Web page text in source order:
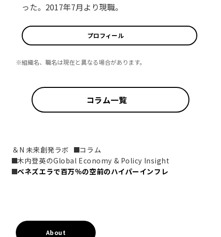
った。2017年7月より現職。
プロフィール
※組織名、職名は現在と異なる場合があります。
コラム一覧
＆N 未来創発ラボ
コラム
木内登英のGlobal Economy & Policy Insight
ベネズエラで百万％の空前のハイパーインフレ
About